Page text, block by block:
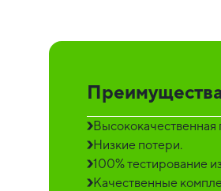
Высококачественная
Низкие потери.
100% тестирование
Качественные